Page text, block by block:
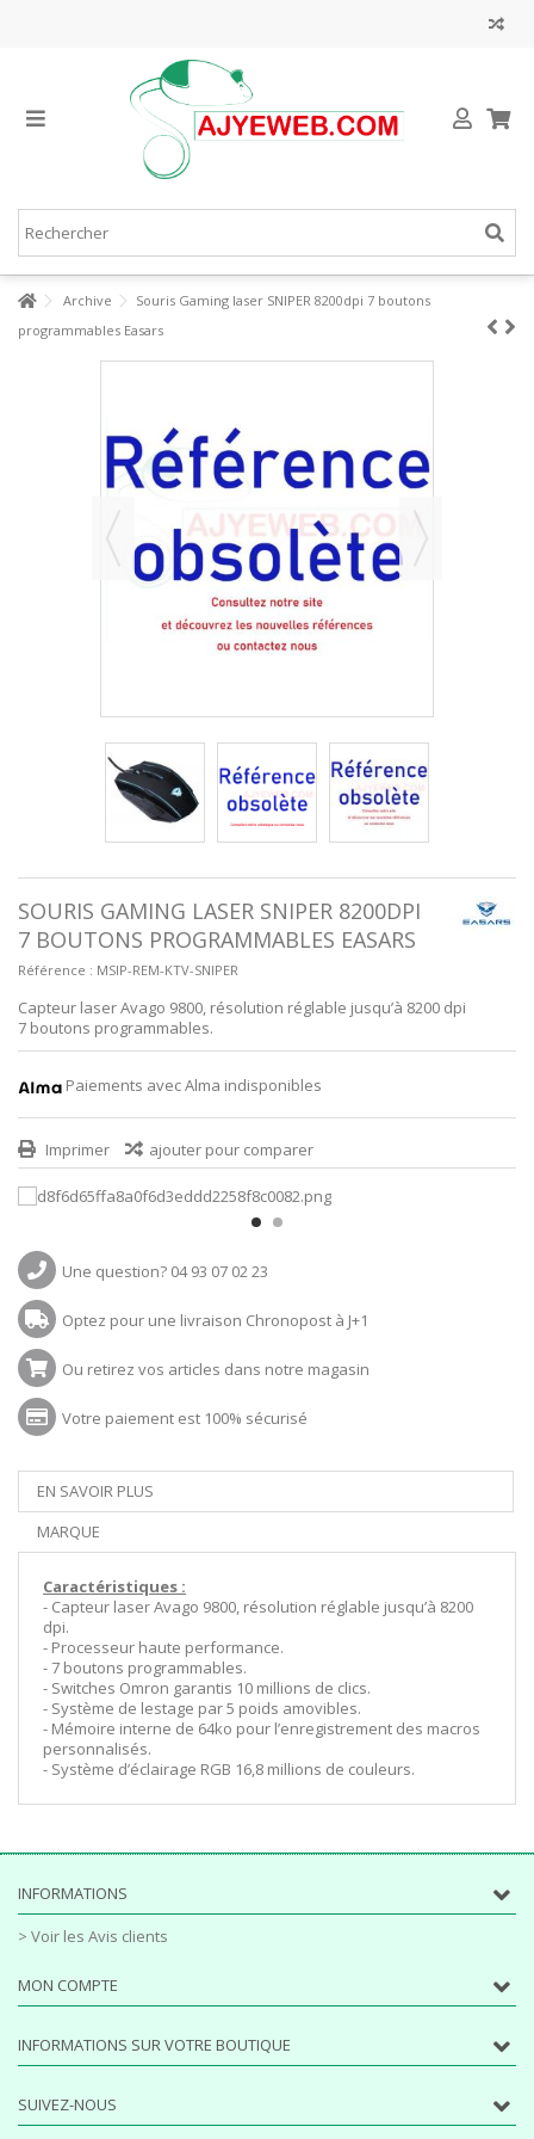
Archive
Souris Gaming laser SNIPER 8200dpi 7 boutons
programmables Easars
SOURIS GAMING LASER SNIPER 8200DPI
7 BOUTONS PROGRAMMABLES EASARS
Référence : MSIP-REM-KTV-SNIPER
Capteur laser Avago 9800, résolution réglable jusqu’à 8200 dpi
7 boutons programmables.
Paiements avec Alma indisponibles
Imprimer ajouter pour comparer
Une question? 04 93 07 02 23
Optez pour une livraison Chronopost à J+1
Ou retirez vos articles dans notre magasin
Votre paiement est 100% sécurisé
EN SAVOIR PLUS
MARQUE
Caractéristiques :
- Capteur laser Avago 9800, résolution réglable jusqu’à 8200
dpi.
- Processeur haute performance.
- 7 boutons programmables.
- Switches Omron garantis 10 millions de clics.
- Système de lestage par 5 poids amovibles.
- Mémoire interne de 64ko pour l’enregistrement des macros
personnalisés.
- Système d’éclairage RGB 16,8 millions de couleurs.
INFORMATIONS
> Voir les Avis clients
MON COMPTE
INFORMATIONS SUR VOTRE BOUTIQUE
SUIVEZ-NOUS